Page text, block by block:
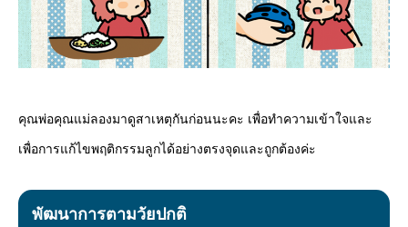
คุณพ่อคุณแม่ลองมาดูสาเหตุกันก่อนนะคะ เพื่อทำความเข้าใจและ
เพื่อการแก้ไขพฤติกรรมลูกได้อย่างตรงจุดและถูกต้องค่ะ
พัฒนาการตามวัยปกติ